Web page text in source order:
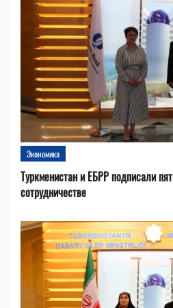
Экономика
Туркменистан и ЕБРР подписали
сотрудничестве